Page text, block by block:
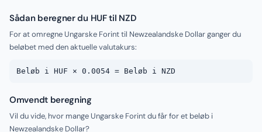
Sådan beregner du HUF til NZD
For at omregne Ungarske Forint til Newzealandske Dollar ganger du
beløbet med den aktuelle valutakurs:
Beløb i HUF × 0.0054 = Beløb i NZD
Omvendt beregning
Vil du vide, hvor mange Ungarske Forint du får for et beløb i
Newzealandske Dollar?